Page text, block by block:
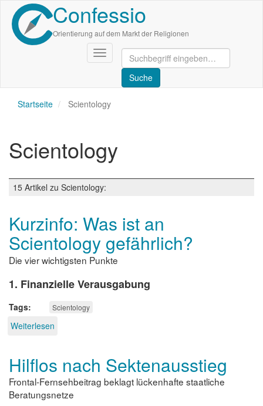
Direkt
zum
Inhalt
Confessio
Orientierung auf dem Markt der Religionen
Navigation
aktivieren/deaktivieren
Startseite Scientology
Scientology
15 Artikel zu Scientology:
Kurzinfo: Was ist an
Scientology gefährlich?
Die vier wichtigsten Punkte
1. Finanzielle Verausgabung
Tags Scientology
Weiterlesen
an
Scientology
gefährlich?
Hilflos nach Sektenausstieg
Frontal-Fernsehbeitrag beklagt lückenhafte staatliche
Beratungsnetze